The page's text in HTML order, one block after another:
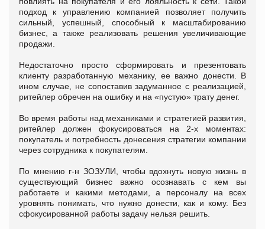
подход к управлению компанией позволяет получить
сильный, успешный, способный к масштабированию
бизнес, а также реализовать решения увеличивающие
продажи.
Недостаточно просто сформировать и презентовать
клиенту разработанную механику, ее важно донести. В
ином случае, не сопоставив задуманное с реализацией,
ритейлер обречен на ошибку и на «пустую» трату денег.
Во время работы над механиками и стратегией развития,
ритейлер должен фокусироваться на 2-х моментах:
покупатель и потребность донесения стратегии компании
через сотрудника к покупателям.
По мнению г-н ЗОЗУЛИ, чтобы вдохнуть новую жизнь в
существующий бизнес важно осознавать с кем вы
работаете и какими методами, а персоналу на всех
уровнять понимать, что нужно донести, как и кому. Без
сфокусированной работы задачу нельзя решить.